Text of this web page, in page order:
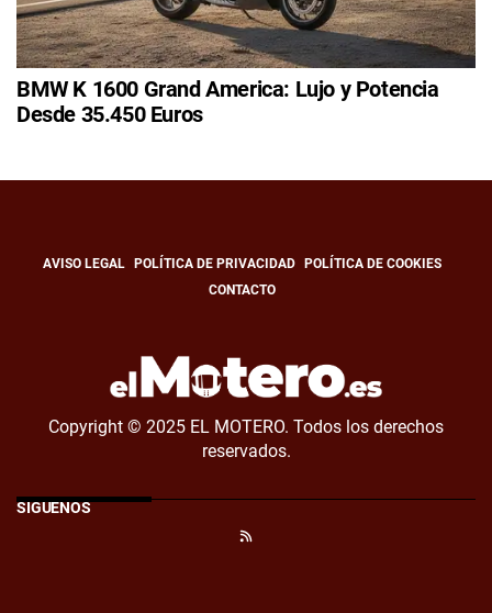
BMW K 1600 Grand America: Lujo y Potencia
Desde 35.450 Euros
AVISO LEGAL POLÍTICA DE PRIVACIDAD
POLÍTICA DE COOKIES
CONTACTO
Copyright © 2025 EL MOTERO. Todos los derechos
reservados.
SÍGUENOS